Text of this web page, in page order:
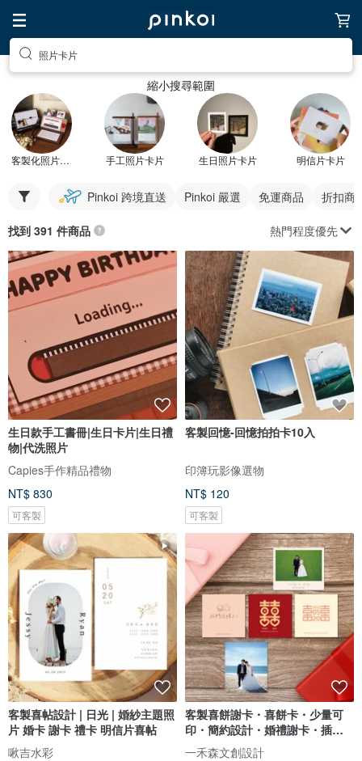
照片卡片
縮小搜尋範圍
客製化照片卡片 手工照片卡片 生日照片卡片 明信片卡片
Pinkoi 跨境直送 Pinkoi 嚴選 免運商品 折扣商
找到 391 件商品 熱門程度優先
生日款手工書冊|生日卡片|生日禮
物|代洗照片
Capies手作精品禮物
NT$ 830
可客製
客製回憶-回憶拍拍卡10入
印簿玩影像選物
NT$ 120
可客製
客製喜帖設計 | 日光 | 婚紗主題照
片 婚卡 謝卡 禮卡 明信片喜帖
啾吉水彩
客製喜餅謝卡・喜餅卡・少量可
印・簡約設計・婚禮謝卡・插畫
謝卡
一禾森文創設計